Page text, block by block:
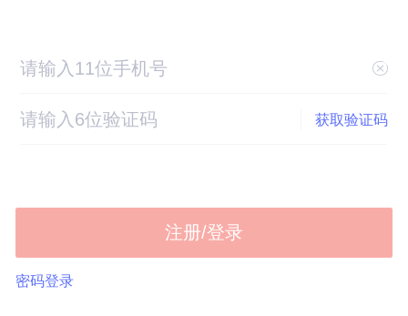
获取验证码
注册/登录
密码登录